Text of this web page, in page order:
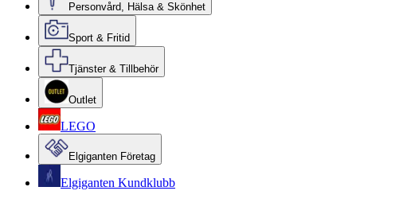
Personvård, Hälsa & Skönhet
Sport & Fritid
Tjänster & Tillbehör
Outlet
LEGO
Elgiganten Företag
Elgiganten Kundklubb